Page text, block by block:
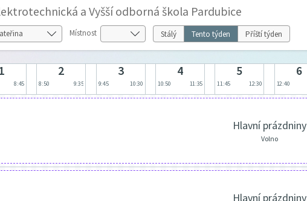
a Vyšší odborná škola Pardubice
Místnost Stálý Tento týden Příští týden
1
8:45
2
8:50 9:35
3
9:45 10:30
4
10:50 11:35
5
11:45 12:30
6
12:40
Hlavní prázdniny
Volno
Hlavní prázdniny